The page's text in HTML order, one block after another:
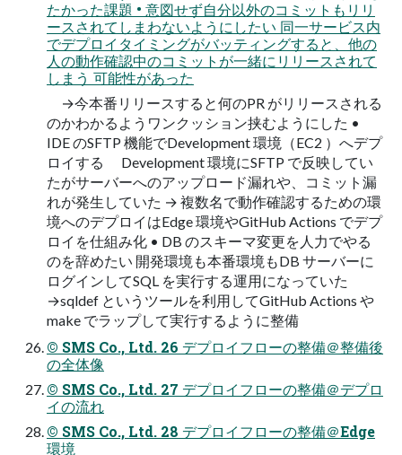
たかった課題 • 意図せず自分以外のコミットもリリ
ースされてしまわないようにしたい 同一サービス内
でデプロイタイミングがバッティングすると、他の
人の動作確認中のコミットが一緒にリリースされて
しまう 可能性があった
→今本番リリースすると何のPR がリリースされる
のかわかるようワンクッション挟むようにした •
IDE のSFTP 機能でDevelopment 環境（EC2 ）へデプ
ロイする Development 環境にSFTP で反映してい
たがサーバーへのアップロード漏れや、コミット漏
れが発生していた → 複数名で動作確認するための環
境へのデプロイはEdge 環境やGitHub Actions でデプ
ロイを仕組み化 • DB のスキーマ変更を人力でやる
のを辞めたい 開発環境も本番環境もDB サーバーに
ログインしてSQL を実行する運用になっていた
→sqldef というツールを利用してGitHub Actions や
make でラップして実行するように整備
© SMS Co., Ltd. 26 デプロイフローの整備＠整備後
の全体像
© SMS Co., Ltd. 27 デプロイフローの整備＠デプロ
イの流れ
© SMS Co., Ltd. 28 デプロイフローの整備＠Edge
環境